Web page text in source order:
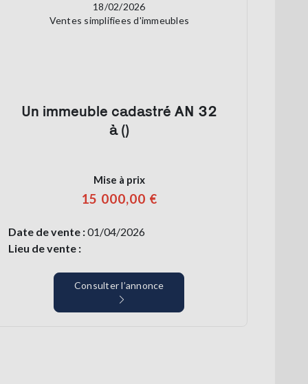
18/02/2026
Ventes simplifiees d'immeubles
Un immeuble cadastré AN 32
à ()
Mise à prix
15 000,00 €
Date de vente :01/04/2026
Lieu de vente :
Consulter l’annonce